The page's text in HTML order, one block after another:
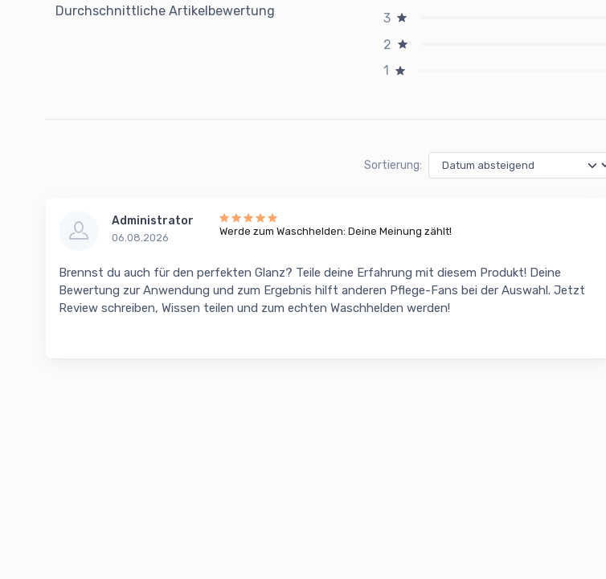
Durchschnittliche Artikelbewertung
3
2
1
Sortierung:
Administrator
06.08.2026
Werde zum Waschhelden: Deine Meinung zählt!
Brennst du auch für den perfekten Glanz? Teile deine Erfahrung mit diesem Produkt! Deine
Bewertung zur Anwendung und zum Ergebnis hilft anderen Pflege-Fans bei der Auswahl. Jetzt
Review schreiben, Wissen teilen und zum echten Waschhelden werden!